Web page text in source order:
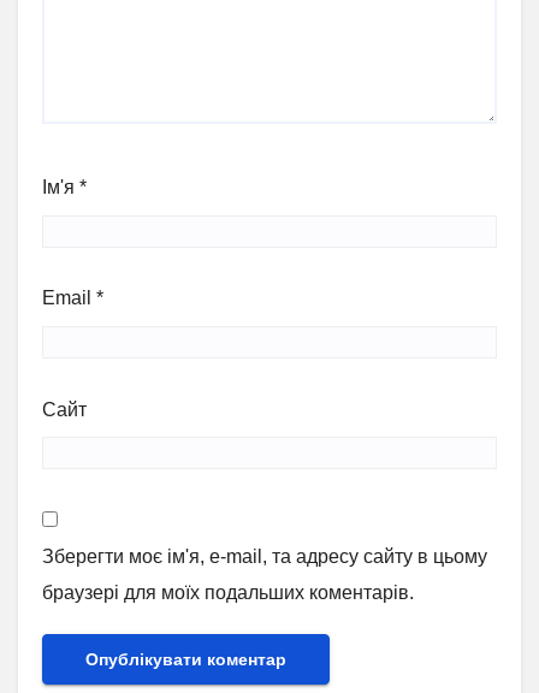
Ім'я *
Email *
Сайт
Зберегти моє ім'я, e-mail, та адресу сайту в цьому
браузері для моїх подальших коментарів.